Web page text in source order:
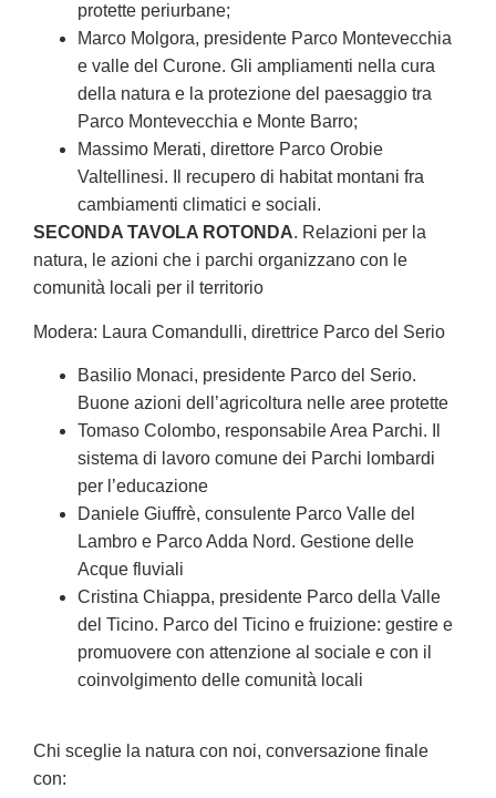
protette periurbane;
Marco Molgora, presidente Parco Montevecchia
e valle del Curone. Gli ampliamenti nella cura
della natura e la protezione del paesaggio tra
Parco Montevecchia e Monte Barro;
Massimo Merati, direttore Parco Orobie
Valtellinesi. Il recupero di habitat montani fra
cambiamenti climatici e sociali.
SECONDA TAVOLA ROTONDA. Relazioni per la
natura, le azioni che i parchi organizzano con le
comunità locali per il territorio
Modera: Laura Comandulli, direttrice Parco del Serio
Basilio Monaci, presidente Parco del Serio.
Buone azioni dell’agricoltura nelle aree protette
Tomaso Colombo, responsabile Area Parchi. Il
sistema di lavoro comune dei Parchi lombardi
per l’educazione
Daniele Giuffrè, consulente Parco Valle del
Lambro e Parco Adda Nord. Gestione delle
Acque fluviali
Cristina Chiappa, presidente Parco della Valle
del Ticino. Parco del Ticino e fruizione: gestire e
promuovere con attenzione al sociale e con il
coinvolgimento delle comunità locali
Chi sceglie la natura con noi, conversazione finale
con: